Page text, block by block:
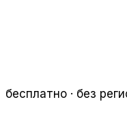
бесплатно · без